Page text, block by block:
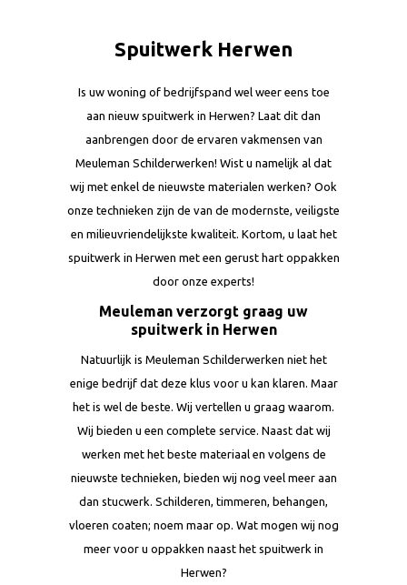
Spuitwerk Herwen
Is uw woning of bedrijfspand wel weer eens toe
aan nieuw spuitwerk in Herwen? Laat dit dan
aanbrengen door de ervaren vakmensen van
Meuleman Schilderwerken! Wist u namelijk al dat
wij met enkel de nieuwste materialen werken? Ook
onze technieken zijn de van de modernste, veiligste
en milieuvriendelijkste kwaliteit. Kortom, u laat het
spuitwerk in Herwen met een gerust hart oppakken
door onze experts!
Meuleman verzorgt graag uw
spuitwerk in Herwen
Natuurlijk is Meuleman Schilderwerken niet het
enige bedrijf dat deze klus voor u kan klaren. Maar
het is wel de beste. Wij vertellen u graag waarom.
Wij bieden u een complete service. Naast dat wij
werken met het beste materiaal en volgens de
nieuwste technieken, bieden wij nog veel meer aan
dan stucwerk. Schilderen, timmeren, behangen,
vloeren coaten; noem maar op. Wat mogen wij nog
meer voor u oppakken naast het spuitwerk in
Herwen?